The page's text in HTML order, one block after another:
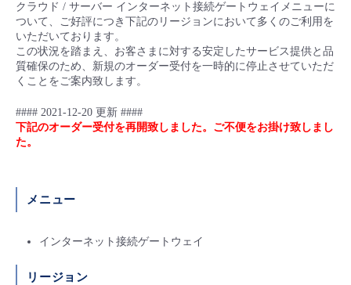
サポート
管理機能
すべてのメニューを見る
モニタリング/監査
サポート
管理機能
ネットワーク
IoT
モニタリング/監査
すべてのメニューを見る
■ セットアップガイド
- 新規お申し込み方法
- 初期設定・確認
- 登録情報の管理
- APIリファレンス
- セキュリティ・監査
- データと分析
- その他
サービス稼働状況
故障/メンテナンス履歴
メンテナンス予定
パートナー
クラウド / サーバー インターネット接続ゲートウェイメニューに
ついて、ご好評につき下記のリージョンにおいて多くのご利用を
いただいております。
この状況を踏まえ、お客さまに対する安定したサービス提供と品
質確保のため、新規のオーダー受付を一時的に停止させていただ
くことをご案内致します。
#### 2021-12-20 更新 ####
下記のオーダー受付を再開致しました。ご不便をお掛け致しまし
た。
メニュー
インターネット接続ゲートウェイ
リージョン